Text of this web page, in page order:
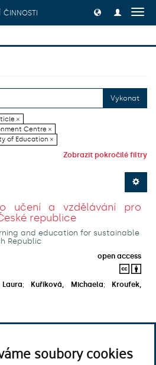
soubory cookies
činnosti
Vykonat
×
Centre ×
of Education ×
Zobrazit pokročilé filtry
učení a vzdělávání pro
republice
and education for sustainable
Republic
open access
; Kuříková, Michaela;
Kroufek,
přístupu Vzdělávání pro
dva vzájemně provázané podpůrné
kompetence pro udržitelnost
vzdělávání a ...